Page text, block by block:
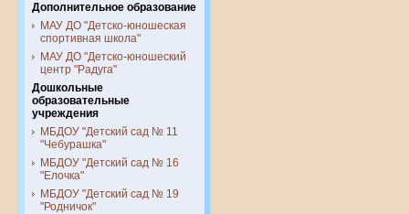
Дополнительное образование
МАУ ДО "Детско-юношеская
спортивная школа"
МАУ ДО "Детско-юношеский
центр "Радуга"
Дошкольные
образовательные
учреждения
МБДОУ "Детский сад № 11
"Чебурашка"
МБДОУ "Детский сад № 16
"Елочка"
МБДОУ "Детский сад № 19
"Родничок"